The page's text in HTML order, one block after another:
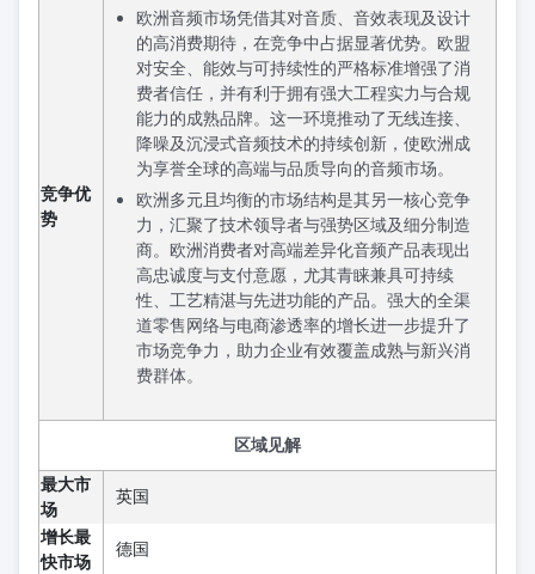
竞争优
势
欧洲音频市场凭借其对音质、音效表现及设计
的高消费期待，在竞争中占据显著优势。欧盟
对安全、能效与可持续性的严格标准增强了消
费者信任，并有利于拥有强大工程实力与合规
能力的成熟品牌。这一环境推动了无线连接、
降噪及沉浸式音频技术的持续创新，使欧洲成
为享誉全球的高端与品质导向的音频市场。
欧洲多元且均衡的市场结构是其另一核心竞争
力，汇聚了技术领导者与强势区域及细分制造
商。欧洲消费者对高端差异化音频产品表现出
高忠诚度与支付意愿，尤其青睐兼具可持续
性、工艺精湛与先进功能的产品。强大的全渠
道零售网络与电商渗透率的增长进一步提升了
市场竞争力，助力企业有效覆盖成熟与新兴消
费群体。
区域见解
最大市
场
英国
增长最
快市场
德国